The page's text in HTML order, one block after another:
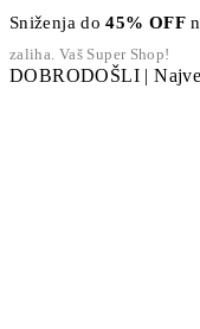
Sniženja do45% OFF
zaliha. Vaš Super Shop!
DOBRODOŠLI |